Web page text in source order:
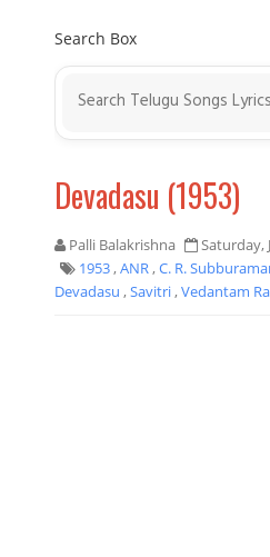
Search Box
Devadasu (1953)
Palli Balakrishna
Saturday,
1953,ANR,C. R.
Devadasu ,Savitri,Vedantam